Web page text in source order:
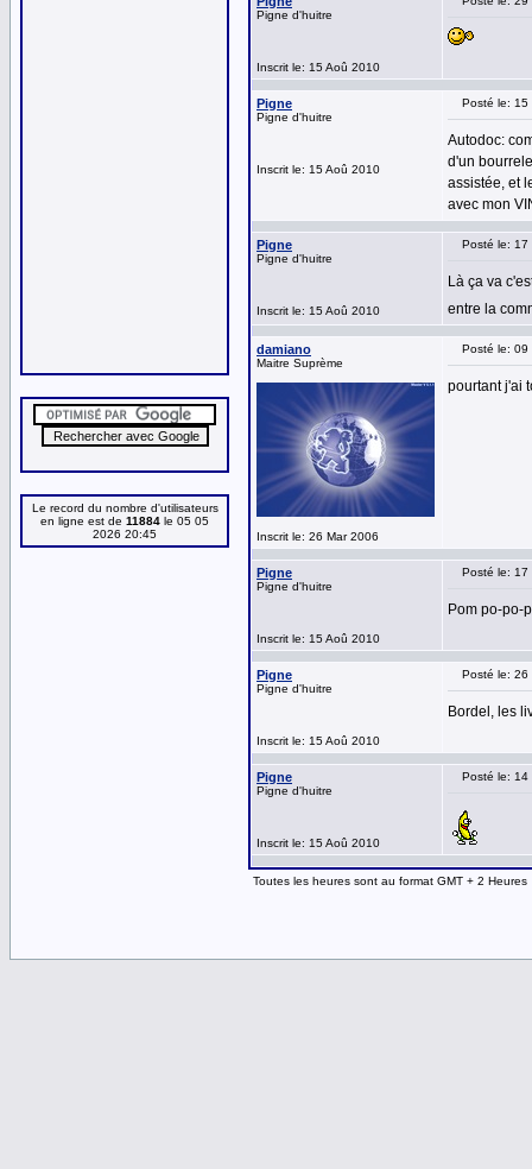
Le record du nombre d'utilisateurs
en ligne est de 11884 le 05 05
2026 20:45
Pigne d'huitre
Inscrit le: 15 Aoû 2010
Pigne
Pigne d'huitre
Inscrit le: 15 Aoû 2010
Posté le: 15
Autodoc:
d'un
assistée, et
avec mon
Pigne
Pigne d'huitre
Inscrit le: 15 Aoû 2010
Posté le:
Là ça va
entre la
damiano
Maitre Suprème
Inscrit le: 26 Mar 2006
Posté le:
pourtant j'ai
Pigne
Pigne d'huitre
Inscrit le: 15 Aoû 2010
Posté le:
Pom po-po-
Pigne
Pigne d'huitre
Inscrit le: 15 Aoû 2010
Posté le:
Bordel, les
Pigne
Pigne d'huitre
Inscrit le: 15 Aoû 2010
Posté le:
Toutes les heures sont au format GMT + 2 Heures